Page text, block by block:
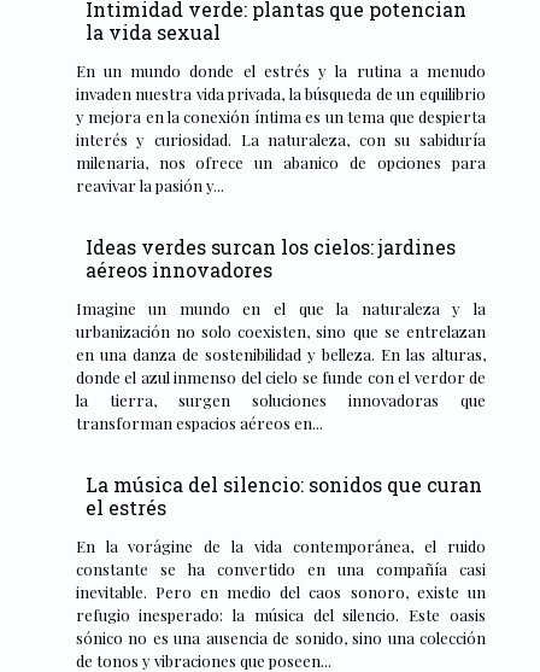
Intimidad verde: plantas que potencian
la vida sexual
En un mundo donde el estrés y la rutina a menudo
invaden nuestra vida privada, la búsqueda de un equilibrio
y mejora en la conexión íntima es un tema que despierta
interés y curiosidad. La naturaleza, con su sabiduría
milenaria, nos ofrece un abanico de opciones para
reavivar la pasión y...
Ideas verdes surcan los cielos: jardines
aéreos innovadores
Imagine un mundo en el que la naturaleza y la
urbanización no solo coexisten, sino que se entrelazan
en una danza de sostenibilidad y belleza. En las alturas,
donde el azul inmenso del cielo se funde con el verdor de
la tierra, surgen soluciones innovadoras que
transforman espacios aéreos en...
La música del silencio: sonidos que curan
el estrés
En la vorágine de la vida contemporánea, el ruido
constante se ha convertido en una compañía casi
inevitable. Pero en medio del caos sonoro, existe un
refugio inesperado: la música del silencio. Este oasis
sónico no es una ausencia de sonido, sino una colección
de tonos y vibraciones que poseen...